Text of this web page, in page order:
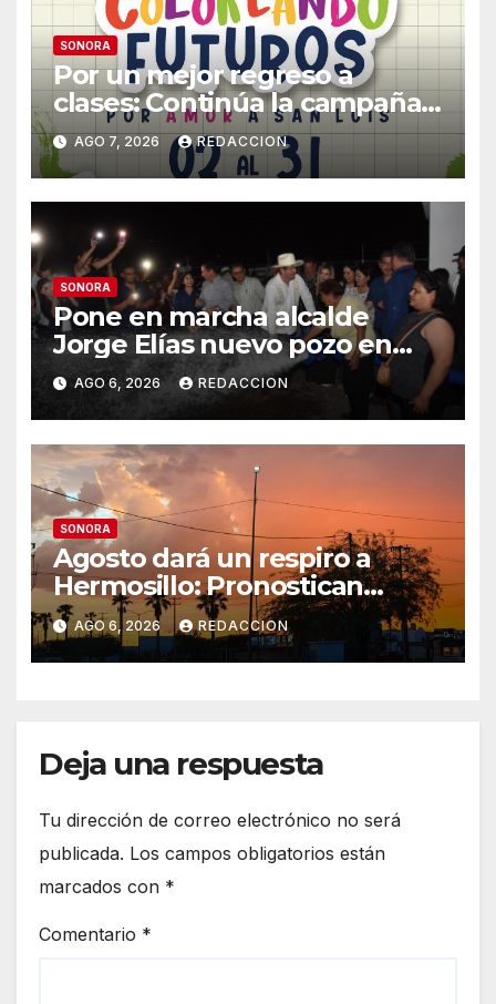
SONORA
Por un mejor regreso a
clases: Continúa la campaña
de recolección de útiles
«Coloreando Futuros»
AGO 7, 2026 REDACCION
SONORA
Pone en marcha alcalde
Jorge Elías nuevo pozo en
Tierra Blanca, Tesia:
Suministrará 20 litros por
segundo de agua potable
AGO 6, 2026 REDACCION
SONORA
Agosto dará un respiro a
Hermosillo: Pronostican
semana lluviosa y
temperaturas de hasta 34°C
AGO 6, 2026 REDACCION
Deja una respuesta
Tu dirección de correo electrónico no será
publicada. Los campos obligatorios están
marcados con *
Comentario *